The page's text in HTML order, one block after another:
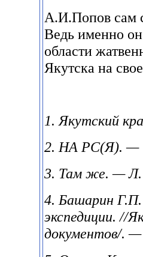
А.И.Попов сам
Ведь именно он
области
Якутска на
1. Якутский
2. НА РС(Я). —
3. Там же. — Л.
4. Башарин Г.П.
экспедиции. //
документов/.